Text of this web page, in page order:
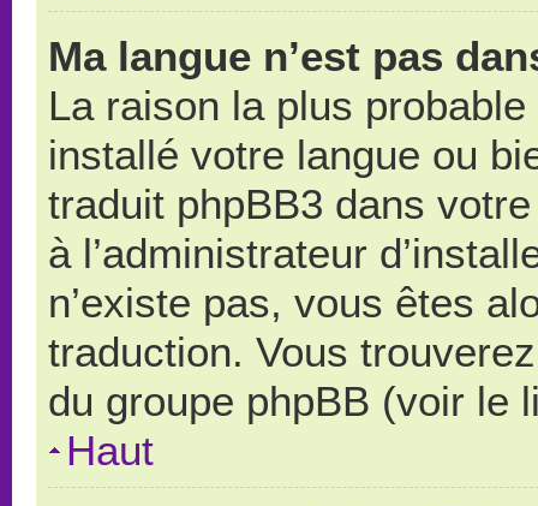
Ma langue n’est pas
La raison la plus probable
installé votre langue ou
traduit phpBB3 dans
à l’administrateur
n’existe pas, vous êtes
traduction. Vous
du groupe phpBB (voir le
Haut